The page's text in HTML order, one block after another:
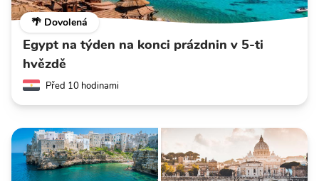
🌴 Dovolená
Egypt na týden na konci prázdnin v 5-ti
hvězdě
Před 10 hodinami